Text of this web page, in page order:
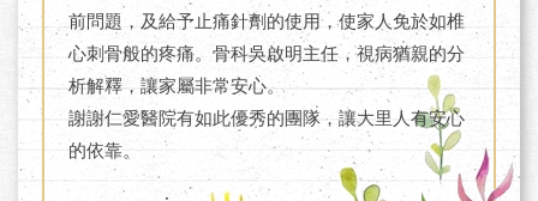
前問題，及給予止痛針劑的使用，使家人免於如椎
心刺骨般的疼痛。骨科吳啟明主任，視病猶親的分
析解釋，讓家屬非常安心。
謝謝仁愛醫院有如此優秀的團隊，讓大里人有安心
的依靠。